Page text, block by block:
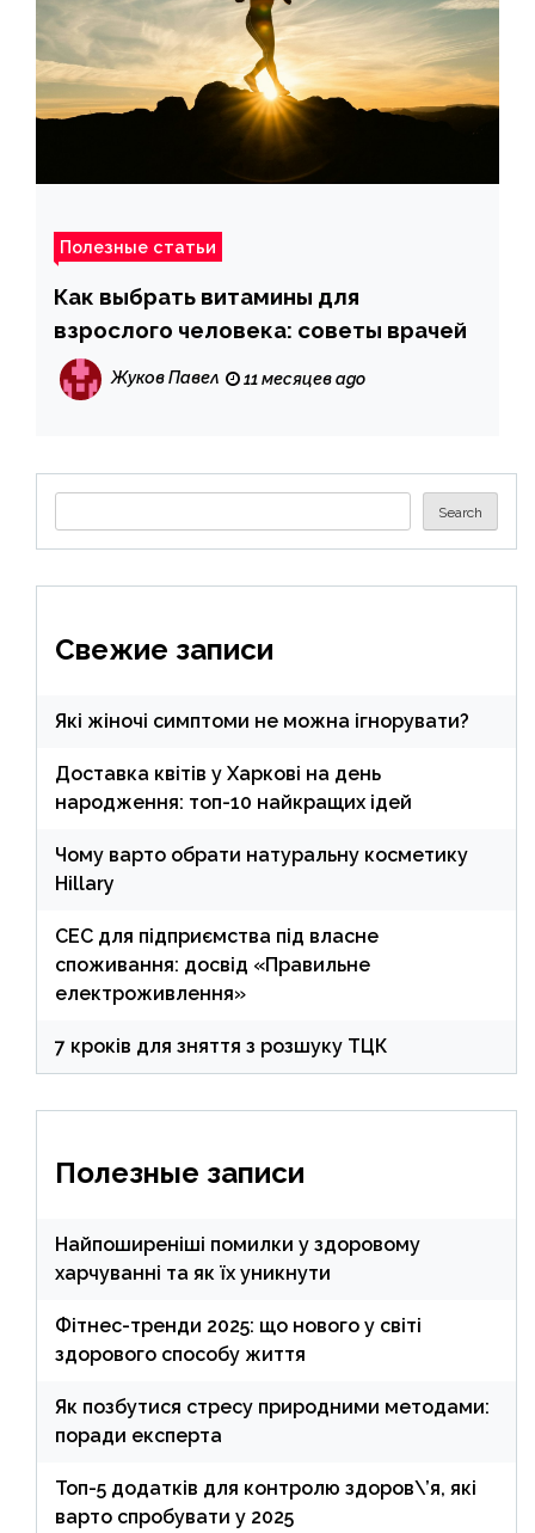
Полезные статьи
Как выбрать витамины для
взрослого человека: советы врачей
Жуков Павел 11 месяцев ago
Search
Свежие записи
Які жіночі симптоми не можна ігнорувати?
Доставка квітів у Харкові на день
народження: топ-10 найкращих ідей
Чому варто обрати натуральну косметику
Hillary
СЕС для підприємства під власне
споживання: досвід «Правильне
електроживлення»
7 кроків для зняття з розшуку ТЦК
Полезные записи
Найпоширеніші помилки у здоровому
харчуванні та як їх уникнути
Фітнес-тренди 2025: що нового у світі
здорового способу життя
Як позбутися стресу природними методами:
поради експерта
Топ-5 додатків для контролю здоров\’я, які
варто спробувати у 2025